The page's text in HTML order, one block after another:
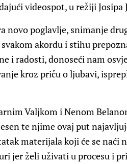
videospot, u režiji Josipa
novo poglavlje, snimanje
akordu i stihu
i radosti, donoseći nam
kroz priču o ljubavi,
Valjkom i Nenom
te njime ovaj put
materijala koji će se naći
jer želi uživati u procesu i